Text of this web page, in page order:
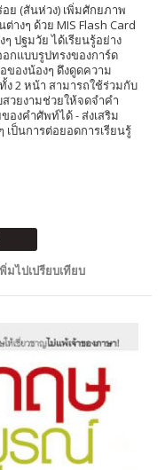
ย (สันห่วง) เพิ่มศักยภาพ
างๆ ด้วย MIS Flash Card
ปฐมวัย ได้เรียนรู้อย่าง
กแบบรูปทรงของการ์ด
องน้องๆ ดึงดูดความ
2 หน้า สามารถใช้ร่วมกับ
สวยงามช่วยให้จดจำคำ
งคำศัพท์ได้ - ส่งเสริม
ป็นการต่อยอดการเรียนรู้
พิ่มไปเปรียบเทียบ